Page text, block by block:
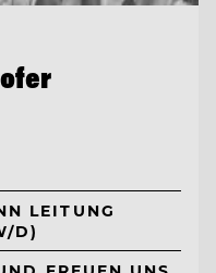
LEITUNG
D)